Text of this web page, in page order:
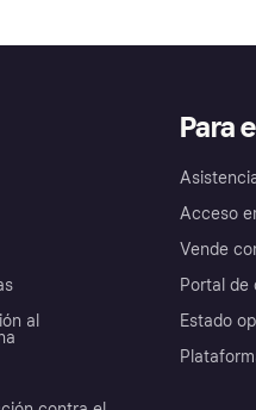
al
Para
Acceso
Vende
Portal de
Estado